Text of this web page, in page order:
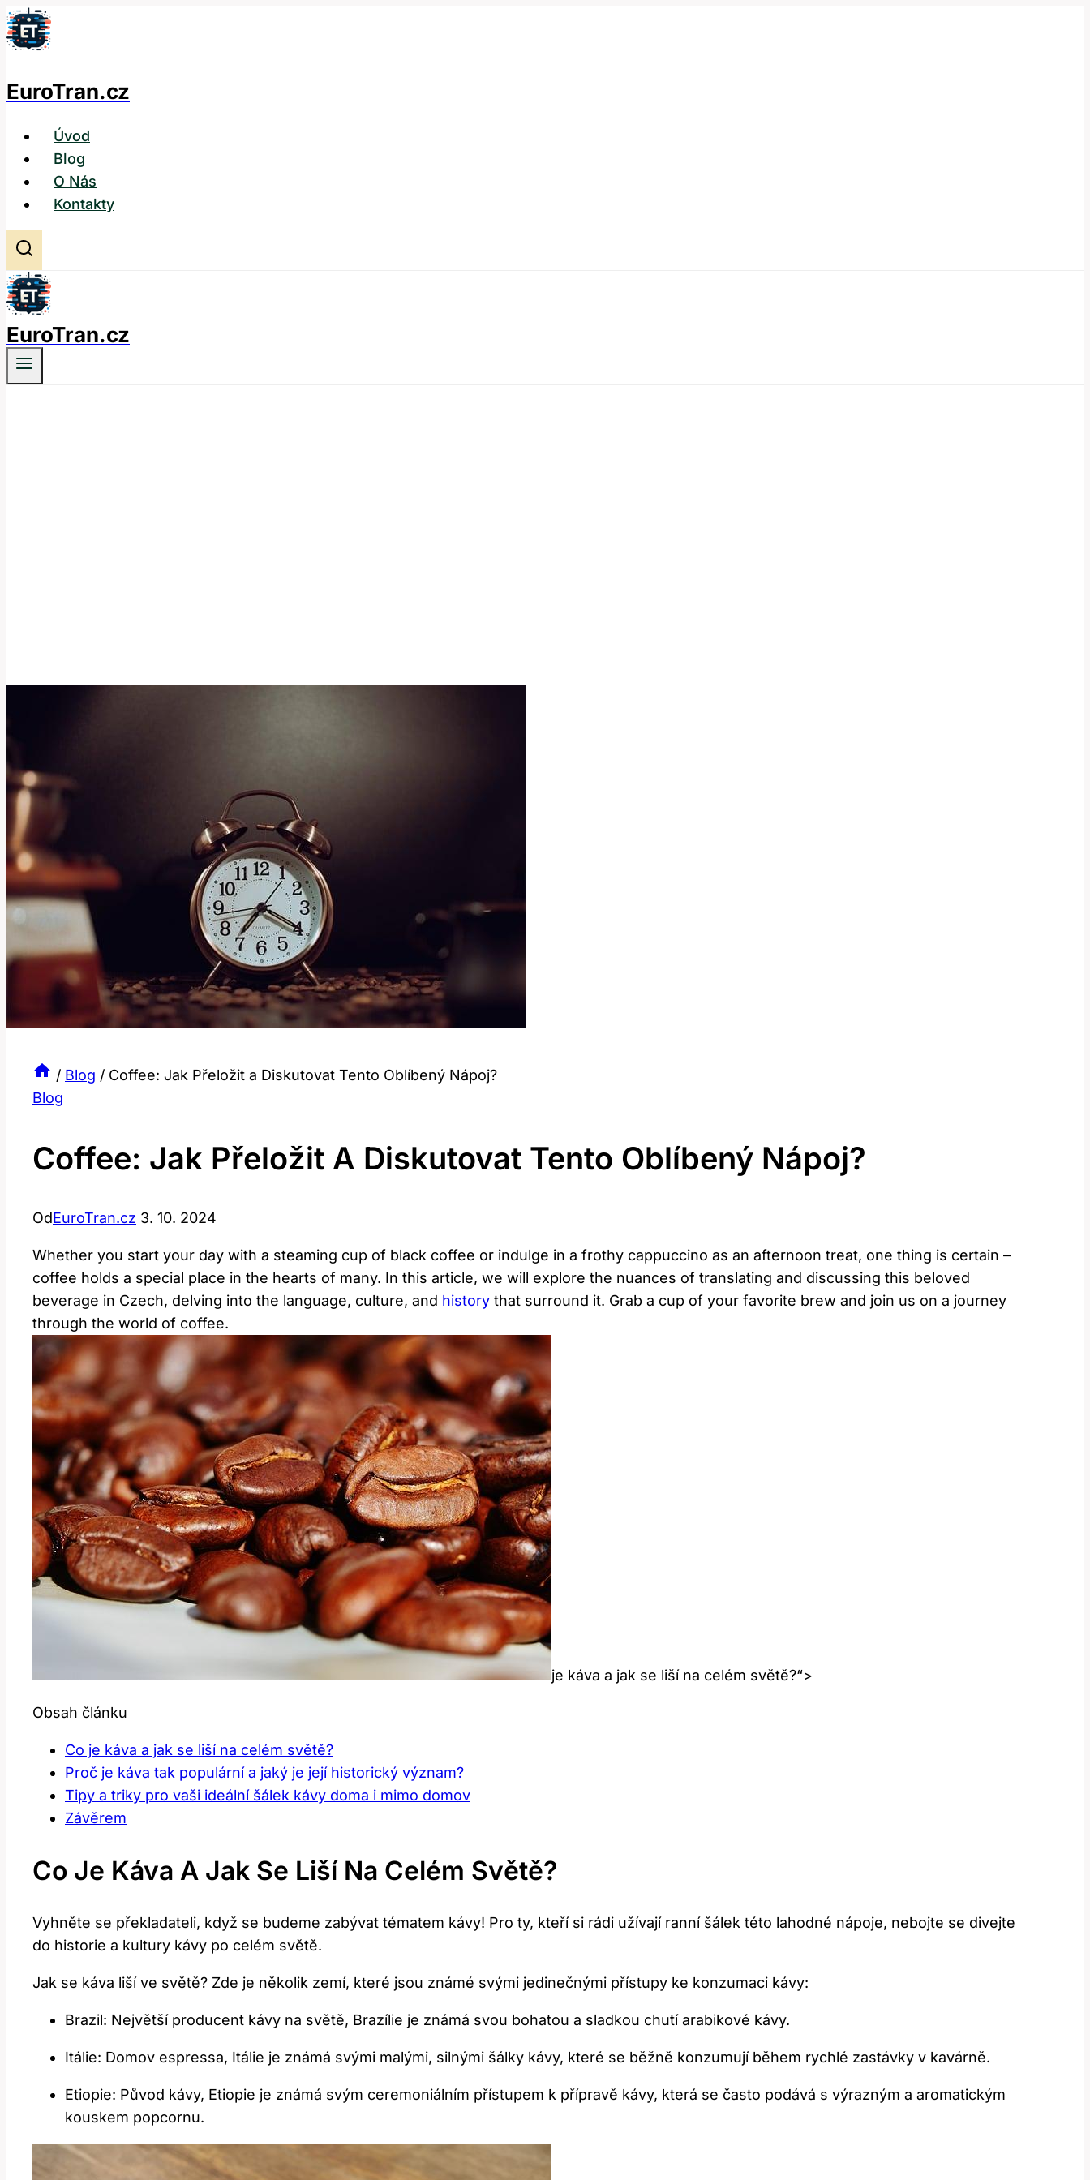
Přeskočit
na
EuroTran.cz
Úvod
Blog
O Nás
Kontakty
EuroTran.cz
/ Blog / Coffee: Jak Přeložit a Diskutovat Tento Oblíbený Nápoj?
Blog
Coffee: Jak Přeložit A Diskutovat Tento Oblíbený Nápoj?
OdEuroTran.cz 3. 10. 2024
Whether you start your day with a steaming cup of black coffee or indulge in a frothy cappuccino as an afternoon treat, one thing is certain –
coffee holds a special place in the hearts of many. In this article, we will explore the nuances of translating and discussing this beloved
beverage in Czech, delving into the language, culture, and history that surround it. Grab a cup of your favorite brew and join us on a journey
through the world of coffee.
je káva a jak se liší na celém světě?“>
Obsah článku
Co je káva a jak se liší na celém světě?
Proč je káva tak populární a jaký je její historický význam?
Tipy a triky pro vaši ideální šálek kávy doma i mimo domov
Závěrem
Co Je Káva A Jak Se Liší Na Celém Světě?
Vyhněte se překladateli, když se budeme zabývat tématem kávy! Pro ty, kteří si rádi užívají ranní šálek této lahodné nápoje, nebojte se divejte
do historie a kultury kávy po celém světě.
Jak se káva liší ve světě? Zde je několik zemí, které jsou známé svými jedinečnými přístupy ke konzumaci kávy:
Brazil: Největší producent kávy na světě, Brazílie je známá svou bohatou a sladkou chutí arabikové kávy.
Itálie: Domov espressa, Itálie je známá svými malými, silnými šálky kávy, které se běžně konzumují během rychlé zastávky v kavárně.
Etiopie: Původ kávy, Etiopie je známá svým ceremoniálním přístupem k přípravě kávy, která se často podává s výrazným a aromatickým
kouskem popcornu.